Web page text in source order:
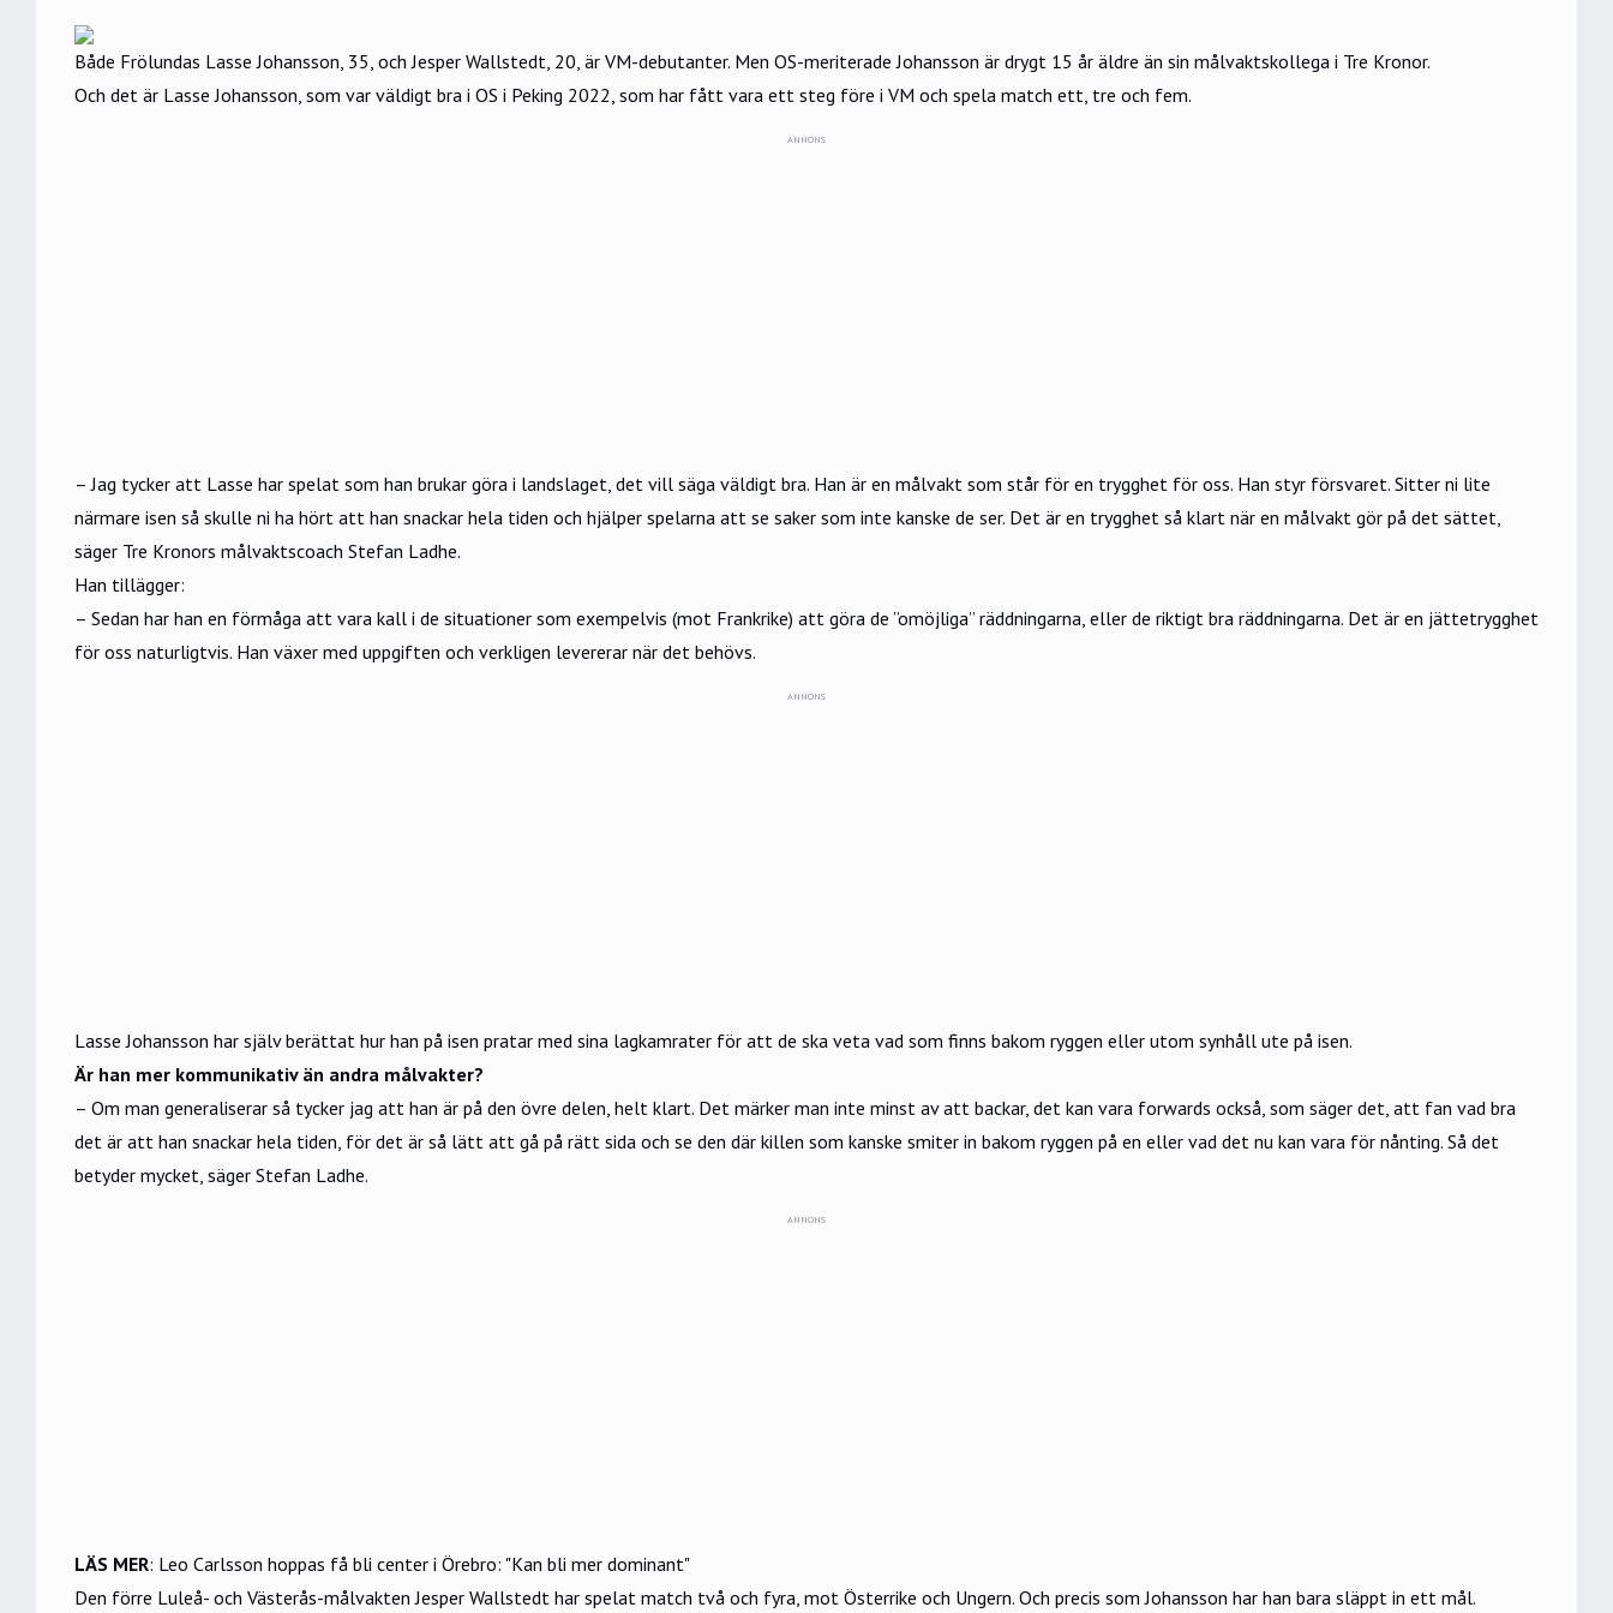
Både Frölundas Lasse Johansson, 35, och Jesper Wallstedt, 20, är VM-debutanter. Men OS-meriterade Johansson är drygt 15 år äldre än sin målvaktskollega i Tre Kronor.
Och det är Lasse Johansson, som var väldigt bra i OS i Peking 2022, som har fått vara ett steg före i VM och spela match ett, tre och fem.
ANNONS
– Jag tycker att Lasse har spelat som han brukar göra i landslaget, det vill säga väldigt bra. Han är en målvakt som står för en trygghet för oss. Han styr försvaret. Sitter ni lite
närmare isen så skulle ni ha hört att han snackar hela tiden och hjälper spelarna att se saker som inte kanske de ser. Det är en trygghet så klart när en målvakt gör på det sättet,
säger Tre Kronors målvaktscoach Stefan Ladhe.
Han tillägger:
– Sedan har han en förmåga att vara kall i de situationer som exempelvis (mot Frankrike) att göra de ”omöjliga” räddningarna, eller de riktigt bra räddningarna. Det är en jättetrygghet
för oss naturligtvis. Han växer med uppgiften och verkligen levererar när det behövs.
ANNONS
Lasse Johansson har själv berättat hur han på isen pratar med sina lagkamrater för att de ska veta vad som finns bakom ryggen eller utom synhåll ute på isen.
Är han mer kommunikativ än andra målvakter?
– Om man generaliserar så tycker jag att han är på den övre delen, helt klart. Det märker man inte minst av att backar, det kan vara forwards också, som säger det, att fan vad bra
det är att han snackar hela tiden, för det är så lätt att gå på rätt sida och se den där killen som kanske smiter in bakom ryggen på en eller vad det nu kan vara för nånting. Så det
betyder mycket, säger Stefan Ladhe.
ANNONS
LÄS MER: Leo Carlsson hoppas få bli center i Örebro: "Kan bli mer dominant"
Den förre Luleå- och Västerås-målvakten Jesper Wallstedt har spelat match två och fyra, mot Österrike och Ungern. Och precis som Johansson har han bara släppt in ett mål.